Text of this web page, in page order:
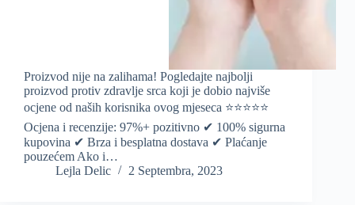
Proizvod nije na zalihama! Pogledajte najbolji
proizvod protiv zdravlje srca koji je dobio najviše
ocjene od naših korisnika ovog mjeseca ⭐️⭐️⭐️⭐️⭐️
Ocjena i recenzije: 97%+ pozitivno ✔ 100% sigurna
kupovina ✔ Brza i besplatna dostava ✔ Plaćanje
pouzećem Ako i…
Lejla Delic
2 Septembra, 2023